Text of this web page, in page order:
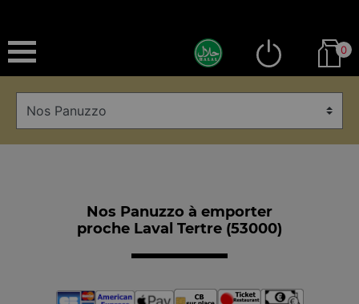
0
Nos Panuzzo à emporter
proche Laval Tertre (53000)